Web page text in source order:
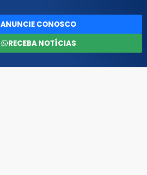
ANUNCIE CONOSCO
RECEBA NOTÍCIAS